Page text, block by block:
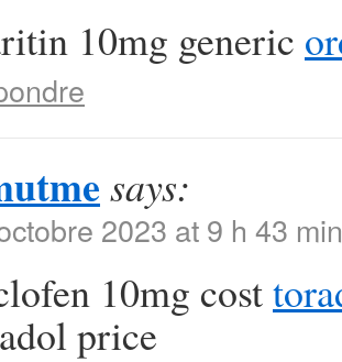
10mg generic
says:
2023 at 9 h 43 min
10mg cost
price